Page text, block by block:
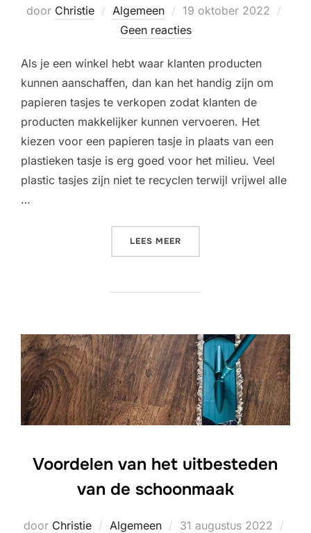
door Christie Algemeen
Geplaatst
op
19 oktober 2022
Geen reacties
Als je een winkel hebt waar klanten producten
kunnen aanschaffen, dan kan het handig zijn om
papieren tasjes te verkopen zodat klanten de
producten makkelijker kunnen vervoeren. Het
kiezen voor een papieren tasje in plaats van een
plastieken tasje is erg goed voor het milieu. Veel
plastic tasjes zijn niet te recyclen terwijl vrijwel alle
…
LEES MEER
Voordelen van het uitbesteden
van de schoonmaak
door Christie Algemeen
Geplaatst
31 augustus 2022